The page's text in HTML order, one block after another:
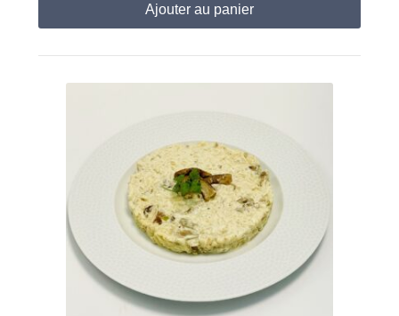
Ajouter au panier